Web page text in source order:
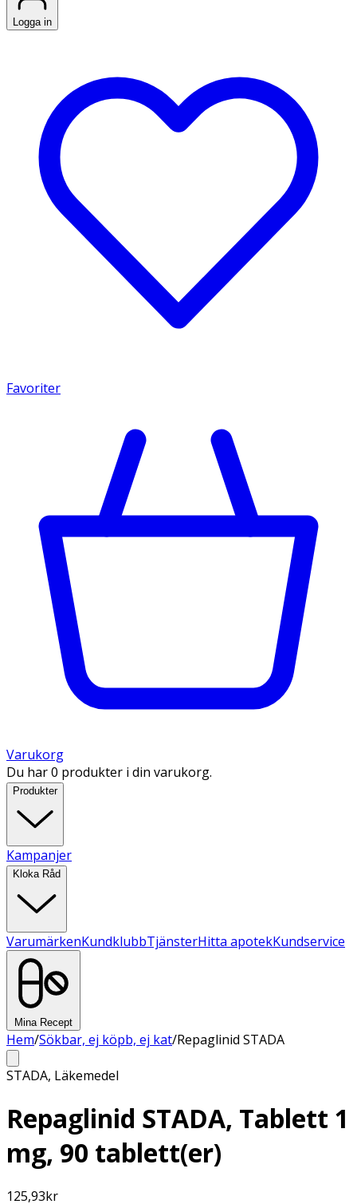
Logga in
Favoriter
Varukorg
Du har 0 produkter i din varukorg.
Produkter
Kampanjer
Kloka Råd
VarumärkenKundklubbTjänsterHitta apotekKundservice
Mina Recept
Hem/Sökbar, ej köpb, ej kat/Repaglinid STADA
STADA, Läkemedel
Repaglinid STADA, Tablett 1
mg, 90 tablett(er)
125,93kr